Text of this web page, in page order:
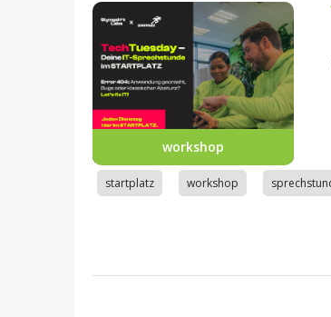
workshop
startplatz workshop